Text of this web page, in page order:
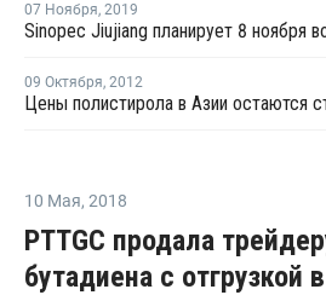
07 Ноября, 2019
09 Октября, 2012
Цены полистирола в Азии остаются
10 Мая, 2018
PTTGC продала
бутадиена с отгрузкой